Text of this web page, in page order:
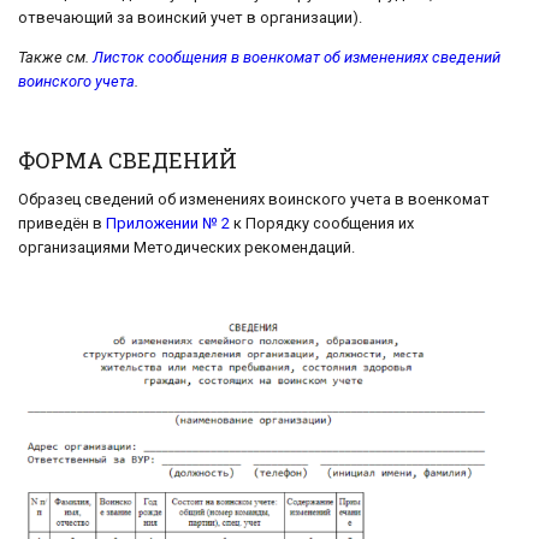
отвечающий за воинский учет в организации).
Также см. Листок сообщения в военкомат об изменениях сведений
воинского учета
ФОРМА СВЕДЕНИЙ
Образец сведений об изменениях воинского учета в военкомат
приведён в Приложении № 2 к Порядку сообщения их
организациями Методических рекомендаций.